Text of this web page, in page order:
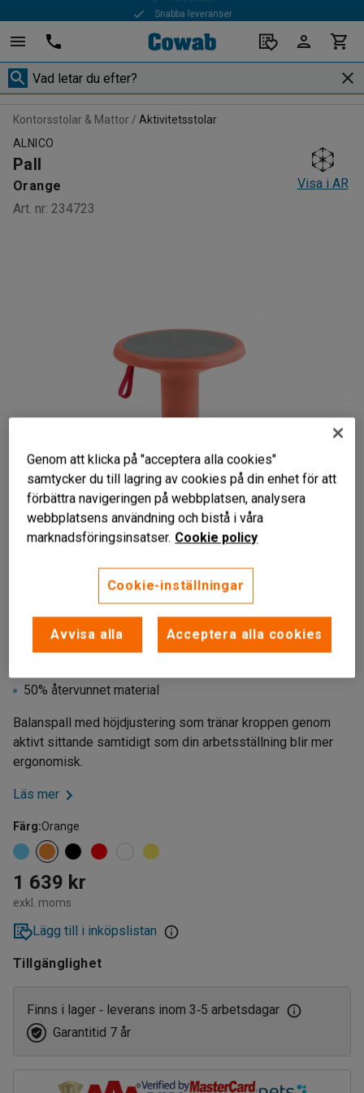
Snabba leveranser
Kontorsstolar & Mattor
Aktivitetsstolar
ALNICO
Pall
Orange
Art. nr: 234723
Visa i AR
Liknande produkter
Aktiverar kroppen
50% återvunnet material
Balanspall med höjdjustering som tränar kroppen genom
aktivt sittande samtidigt som din arbetsställning blir mer
ergonomisk.
Läs mer
Färg:Orange
1 639 kr
exkl. moms
Lägg till i inköpslistan
Tillgänglighet
Finns i lager ‑ leverans inom 3‑5 arbetsdagar
Garantitid 7 år
Genom att klicka på "acceptera alla cookies"
samtycker du till lagring av cookies på din enhet för att
förbättra navigeringen på webbplatsen, analysera
webbplatsens användning och bistå i våra
marknadsföringsinsatser. Cookie policy
Cookie-inställningar
Avvisa alla Acceptera alla cookies